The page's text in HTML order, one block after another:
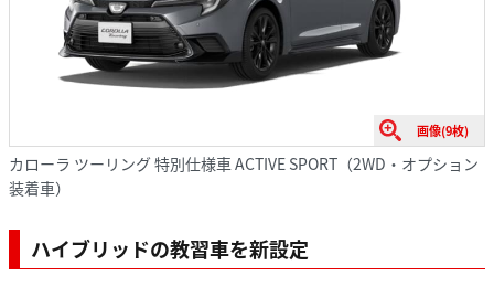
画像(9枚)
カローラ ツーリング 特別仕様車 ACTIVE SPORT（2WD・オプション
装着車）
ハイブリッドの教習車を新設定